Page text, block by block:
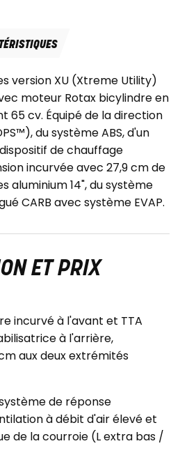
version XU (Xtreme Utility)
moteur Rotax bicylindre en
65 cv. Équipé de la direction
du système ABS, d'un
de chauffage
incurvée avec 27,9 cm de
aluminium 14", du système
CARB avec système EVAP.
ET PRIX
incurvé à l'avant et TTA
à l'arrière,
aux deux extrémités
de réponse
à débit d'air élevé et
de la courroie (L extra bas /